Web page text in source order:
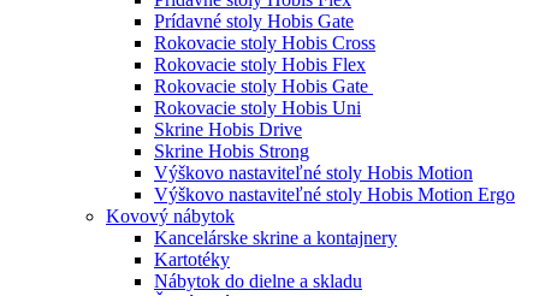
Prídavné stoly Hobis Gate
Rokovacie stoly Hobis Cross
Rokovacie stoly Hobis Flex
Rokovacie stoly Hobis Gate
Rokovacie stoly Hobis Uni
Skrine Hobis Drive
Skrine Hobis Strong
Výškovo nastaviteľné stoly Hobis Motion
Výškovo nastaviteľné stoly Hobis Motion Ergo
Kovový nábytok
Kancelárske skrine a kontajnery
Kartotéky
Nábytok do dielne a skladu